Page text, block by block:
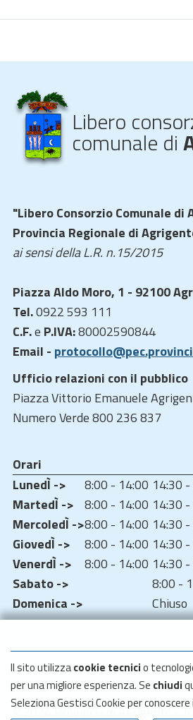
Il sito utilizzacookie tecnicio
per una migliore esperienza. Se chiudi
Seleziona Gestisci Cookie per
Libero
comunale di
"Libero Consorzio Comunale di
Provincia Regionale di
ai sensi della L.R. n.15/2015
Piazza Aldo Moro, 1 - 92100
Tel.0922 593 111
C.F.e P.IVA:80002590844
Email -
Ufficio relazioni con il pubblico
Piazza Vittorio Emanuele
Numero Verde 800 236 837
Orari
LunedÌ ->
8:00 - 14:00 14:30
MartedÌ -> 8:00 - 14:00 14:30
MercoledÌ ->8:00 - 14:00 14:30
GiovedÌ ->
8:00 - 14:00 14:30
VenerdÌ ->
8:00 - 14:00 14:30
Sabato ->
8:00 -
Domenica ->
Chiuso
© 2024 Provincia di Agrigento -